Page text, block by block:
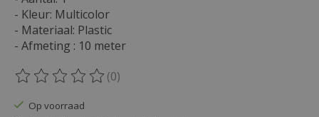
- Kleur: Multicolor
- Materiaal: Plastic
- Afmeting : 10 meter
De beoordeling van dit product is
(0)
Op voorraad